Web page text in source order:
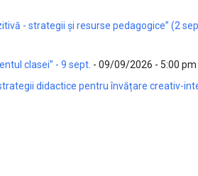
- strategii și resurse pedagogice” (2
clasei” - 9 sept. - 09/09/2026 - 5:00 pm
didactice pentru învățare creativ-